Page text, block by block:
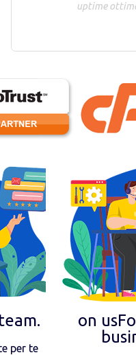
uptime
per te
on